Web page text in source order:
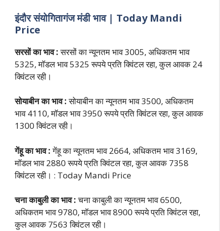
इंदौर संयोगितागंज मंडी भाव | Today Mandi
Price
सरसों का भाव :सरसों का न्यूनतम भाव 3005, अधिकतम भाव
5325, मॉडल भाव 5325 रूपये प्रति क्विंटल रहा, कुल आवक 24
क्विंटल रही।
सोयाबीन का भाव :सोयाबीन का न्यूनतम भाव 3500, अधिकतम
भाव 4110, मॉडल भाव 3950 रूपये प्रति क्विंटल रहा, कुल आवक
1300 क्विंटल रही।
गेंहू का भाव :गेंहू का न्यूनतम भाव 2664, अधिकतम भाव 3169,
मॉडल भाव 2880 रूपये प्रति क्विंटल रहा, कुल आवक 7358
क्विंटल रही। : Today Mandi Price
चना काबुली का भाव :चना काबुली का न्यूनतम भाव 6500,
अधिकतम भाव 9780, मॉडल भाव 8900 रूपये प्रति क्विंटल रहा,
कुल आवक 7563 क्विंटल रही।